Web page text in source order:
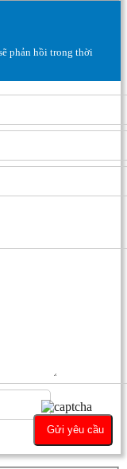
phản hồi trong thời